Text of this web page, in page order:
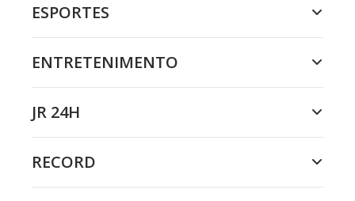
ESPORTES
ENTRETENIMENTO
JR 24H
RECORD